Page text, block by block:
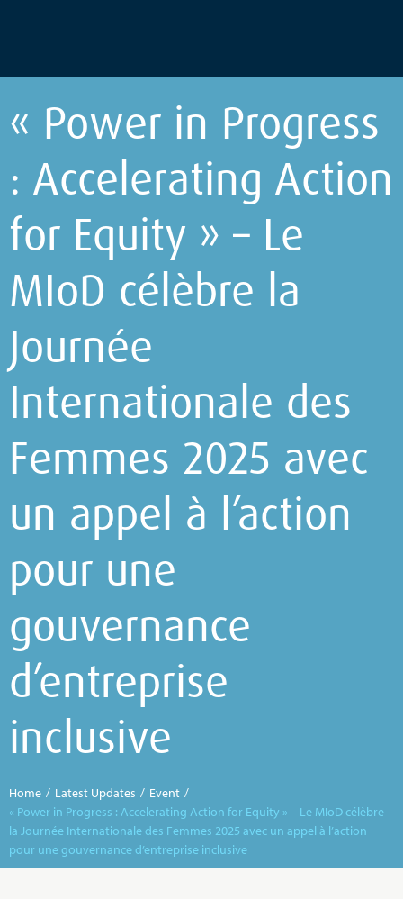
« Power in Progress
: Accelerating Action
for Equity » – Le
MIoD célèbre la
Journée
Internationale des
Femmes 2025 avec
un appel à l’action
pour une
gouvernance
d’entreprise
inclusive
Home / Latest Updates / Event /
« Power in Progress : Accelerating Action for Equity » – Le MIoD célèbre
la Journée Internationale des Femmes 2025 avec un appel à l’action
pour une gouvernance d’entreprise inclusive